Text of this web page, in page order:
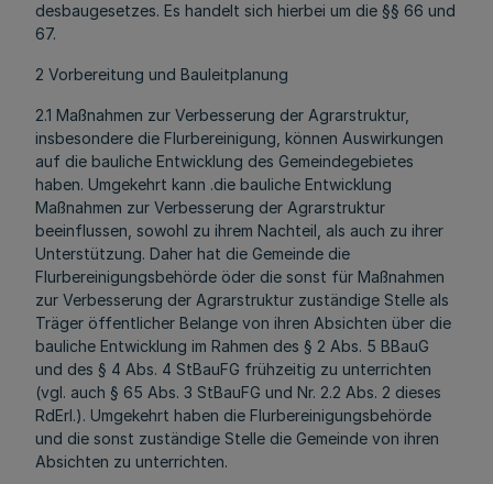
desbaugesetzes. Es handelt sich hierbei um die §§ 66 und
67.
2 Vorbereitung und Bauleitplanung
2.1 Maßnahmen zur Verbesserung der Agrarstruktur,
insbesondere die Flurbereinigung, können Auswirkungen
auf die bauliche Entwicklung des Gemeindegebietes
haben. Umgekehrt kann .die bauliche Entwicklung
Maßnahmen zur Verbesserung der Agrarstruktur
beeinflussen, sowohl zu ihrem Nachteil, als auch zu ihrer
Unterstützung. Daher hat die Gemeinde die
Flurbereinigungsbehörde öder die sonst für Maßnahmen
zur Verbesserung der Agrarstruktur zuständige Stelle als
Träger öffentlicher Belange von ihren Absichten über die
bauliche Entwicklung im Rahmen des § 2 Abs. 5 BBauG
und des § 4 Abs. 4 StBauFG frühzeitig zu unterrichten
(vgl. auch § 65 Abs. 3 StBauFG und Nr. 2.2 Abs. 2 dieses
RdErl.). Umgekehrt haben die Flurbereinigungsbehörde
und die sonst zuständige Stelle die Gemeinde von ihren
Absichten zu unterrichten.